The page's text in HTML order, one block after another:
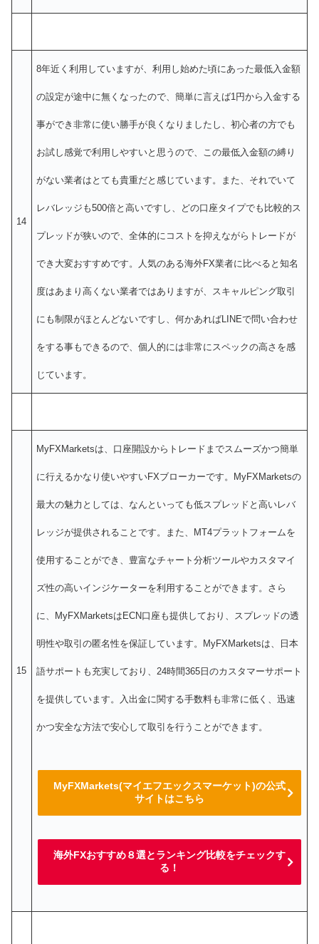
14
8年近く利用していますが、利用し始めた頃にあった最低入金額
の設定が途中に無くなったので、簡単に言えば1円から入金する
事ができ非常に使い勝手が良くなりましたし、初心者の方でも
お試し感覚で利用しやすいと思うので、この最低入金額の縛り
がない業者はとても貴重だと感じています。また、それでいて
レバレッジも500倍と高いですし、どの口座タイプでも比較的ス
プレッドが狭いので、全体的にコストを抑えながらトレードが
でき大変おすすめです。人気のある海外FX業者に比べると知名
度はあまり高くない業者ではありますが、スキャルピング取引
にも制限がほとんどないですし、何かあればLINEで問い合わせ
をする事もできるので、個人的には非常にスペックの高さを感
じています。
15
MyFXMarketsは、口座開設からトレードまでスムーズかつ簡単
に行えるかなり使いやすいFXブローカーです。MyFXMarketsの
最大の魅力としては、なんといっても低スプレッドと高いレバ
レッジが提供されることです。また、MT4プラットフォームを
使用することができ、豊富なチャート分析ツールやカスタマイ
ズ性の高いインジケーターを利用することができます。さら
に、MyFXMarketsはECN口座も提供しており、スプレッドの透
明性や取引の匿名性を保証しています。MyFXMarketsは、日本
語サポートも充実しており、24時間365日のカスタマーサポート
を提供しています。入出金に関する手数料も非常に低く、迅速
かつ安全な方法で安心して取引を行うことができます。
MyFXMarkets(マイエフエックスマーケット)の公式
サイトはこちら
海外FXおすすめ８選とランキング比較をチェックす
る！